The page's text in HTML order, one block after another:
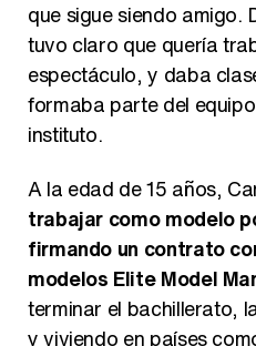
que sigue siendo amigo.
tuvo claro que quería
espectáculo, y daba
formaba parte del
instituto.
A la edad de 15 años,
trabajar como modelo
firmando un contrato
modelos Elite Model
terminar el bachillerato,
y viviendo en países